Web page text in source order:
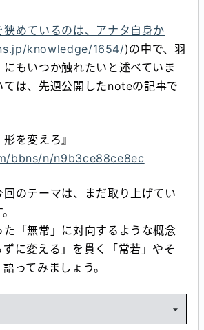
狭めているのは、アナタ自身か
knowledge/1654/)の中で、羽
もいつか触れたいと述べていま
ては、先週公開したnoteの記事で
を変えろ』
bbns/n/n9b3ce88ce8ec
回のテーマは、まだ取り上げてい
「無常」に対向するような概念
ずに変える」を貫く「常若」やそ
ってみましょう。